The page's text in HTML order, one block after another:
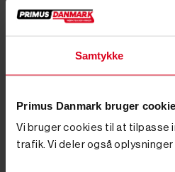
Samtykke
Primus Danmark bruger
Vi bruger cookies til at tilpasse
trafik. Vi deler også
udtryk, der især anvendes
løsning til dine behov,
husholdningsbrug er en
betjene. Skal du derimod
eller arbejde med sejt træ